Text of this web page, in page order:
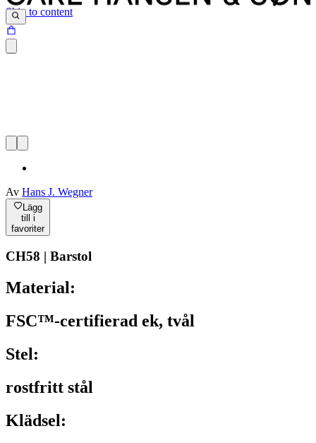
Skip to content
Av Hans J. Wegner
Lägg
till i
favoriter
CH58 | Barstol
Material:
FSC™-certifierad ek, tvål
Stel:
rostfritt stål
Klädsel: